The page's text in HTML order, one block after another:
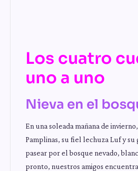
Los cuatro
uno a uno
Nieva en el
En una soleada mañana de
Pamplinas, su fiel lechuza Luf y su
pasear por el bosque nevado,
pronto, nuestros amigos